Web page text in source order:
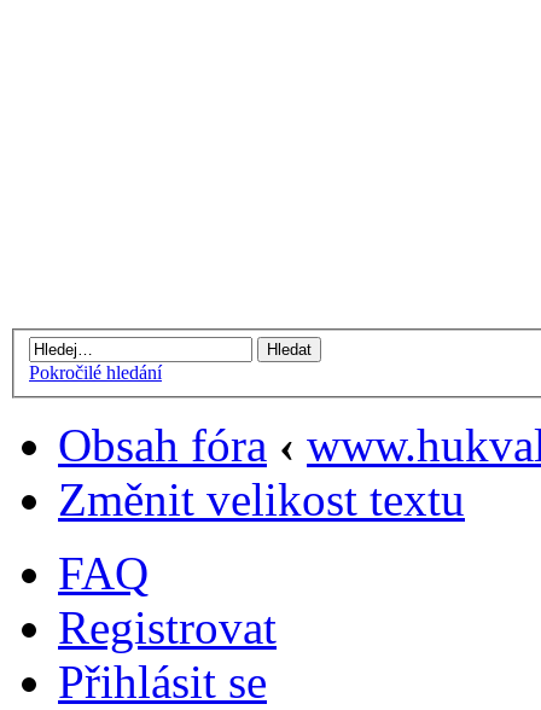
Pokročilé hledání
Obsah fóra ‹
Změnit velikost textu
FAQ
Registrovat
Přihlásit se